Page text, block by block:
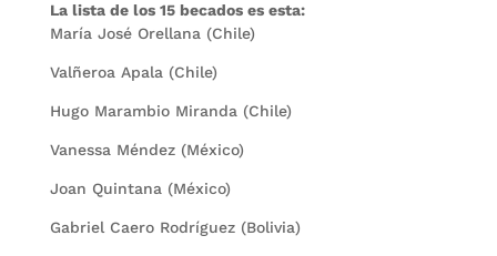
La lista de los 15 becados es esta:
María José Orellana (Chile)
Valñeroa Apala (Chile)
Hugo Marambio Miranda (Chile)
Vanessa Méndez (México)
Joan Quintana (México)
Gabriel Caero Rodríguez (Bolivia)